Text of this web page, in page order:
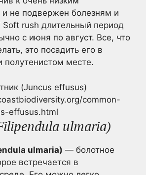
не подвержен болезням и
rush длительный период
с июня по август. Все, что
это посадить его в
полутенистом месте.
common-
effusus.html
ulmaria)
ulmaria) — болотное
встречается в